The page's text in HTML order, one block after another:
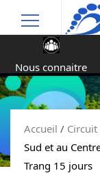
Nous connaitre
Accueil /
Sud et au
Trang 15 jours